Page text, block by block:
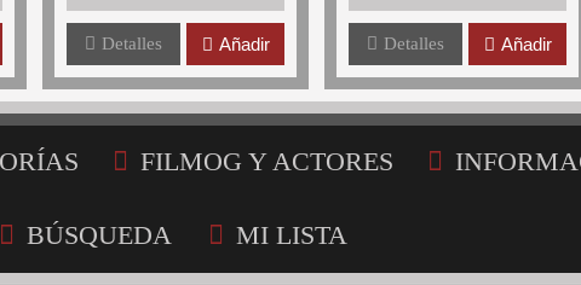
Detalles Añadir Detalles Añadir
FILMOG Y ACTORES
BÚSQUEDA MI LISTA